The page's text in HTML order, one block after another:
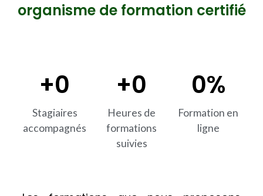
organisme de formation certifié
+0
Stagiaires
accompagnés
+0
Heures de
formations
suivies
0%
Formation en
ligne